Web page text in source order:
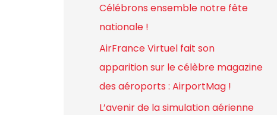
e
r
c
h
e
r
Célébrons ensemble notre fête
nationale !
AirFrance Virtuel fait son
apparition sur le célèbre magazine
des aéroports : AirportMag !
L’avenir de la simulation aérienne